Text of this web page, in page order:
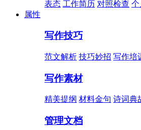
表态 工作简历 对照检查 个
属性
写作技巧
范文解析 技巧妙招 写作培
写作素材
精美提纲 材料金句 诗词典
管理文档